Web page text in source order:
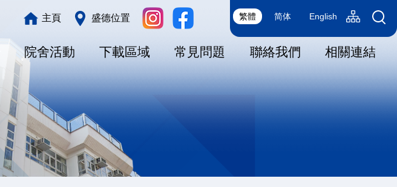
主頁 盛德位置
Language
switcher
繁體 简体 English
sitemap(tc)
院舍活動 下載區域 常見問題 聯絡我們 相關連結